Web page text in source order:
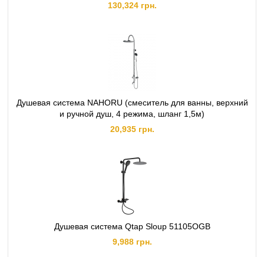
130,324 грн.
Душевая система NAHORU (смеситель для ванны, верхний
и ручной душ, 4 режима, шланг 1,5м)
20,935 грн.
Душевая система Qtap Sloup 51105OGB
9,988 грн.